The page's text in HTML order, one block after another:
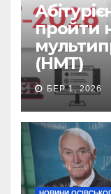
пройти
(НМТ)
БЕР 1, 2026